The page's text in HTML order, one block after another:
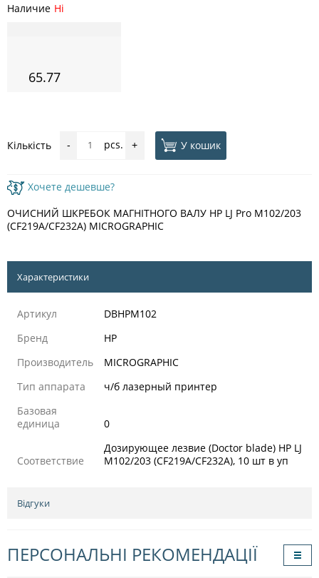
Наличие Ні
65.77
Кількість - pcs. + У кошик
Хочете дешевше?
ОЧИСНИЙ ШКРЕБОК МАГНІТНОГО ВАЛУ HP LJ Pro M102/203
(CF219A/CF232A) MICROGRAPHIC
Характеристики
Артикул
DBHPM102
Бренд
HP
Производитель
MICROGRAPHIC
Тип аппарата
ч/б лазерный принтер
Базовая
единица
0
Соответствие
Дозирующее лезвие (Doctor blade) HP LJ
M102/203 (CF219A/CF232A), 10 шт в уп
Відгуки
ПЕРСОНАЛЬНІ РЕКОМЕНДАЦІЇ